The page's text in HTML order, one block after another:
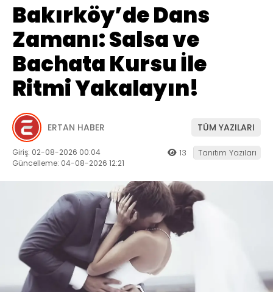
Bakırköy’de Dans
Zamanı: Salsa ve
Bachata Kursu İle
Ritmi Yakalayın!
ERTAN HABER TÜM YAZILARI
Giriş: 02-08-2026 00:04
Güncelleme: 04-08-2026 12:21
13 Tanıtım Yazıları